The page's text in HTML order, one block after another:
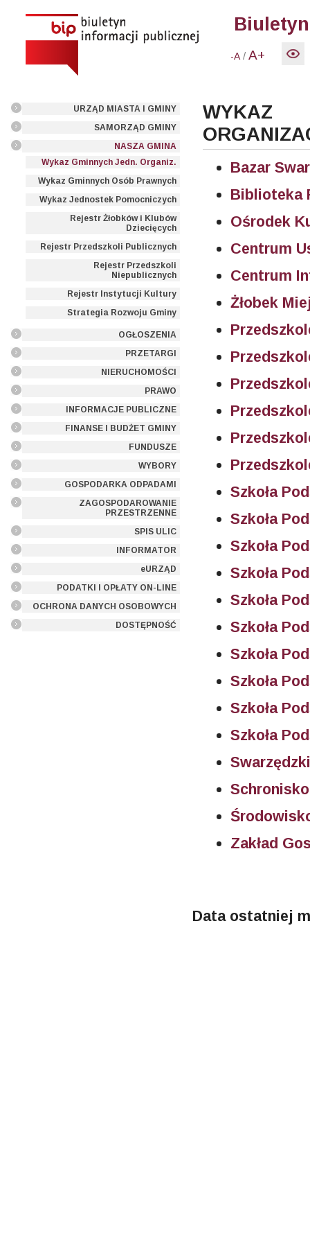
-A /A+
URZĄD MIASTA I GMINY
SAMORZĄD GMINY
NASZA GMINA
Wykaz Gminnych Jedn. Organiz.
Wykaz Gminnych Osób Prawnych
Wykaz Jednostek Pomocniczych
Rejestr Żłobków i Klubów
Dziecięcych
Rejestr Przedszkoli Publicznych
Rejestr Przedszkoli
Niepublicznych
Rejestr Instytucji Kultury
Strategia Rozwoju Gminy
OGŁOSZENIA
PRZETARGI
NIERUCHOMOŚCI
PRAWO
INFORMACJE PUBLICZNE
FINANSE I BUDŻET GMINY
FUNDUSZE
WYBORY
GOSPODARKA ODPADAMI
ZAGOSPODAROWANIE
PRZESTRZENNE
SPIS ULIC
INFORMATOR
eURZĄD
PODATKI I OPŁATY ON-LINE
OCHRONA DANYCH OSOBOWYCH
DOSTĘPNOŚĆ
WYKAZ
Bazar
Biblioteka
Ośrodek
Centrum
Centrum
Żłobek
Szkoła
Szkoła
Szkoła
Szkoła
Szkoła
Szkoła
Szkoła
Szkoła
Szkoła
Szkoła
Zakład
Data ostatniej